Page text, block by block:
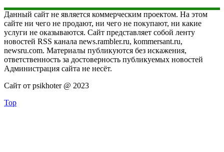
Данный сайт не является коммерческим проектом. На этом
сайте ни чего не продают, ни чего не покупают, ни какие
услуги не оказываются. Сайт представляет собой ленту
новостей RSS канала news.rambler.ru, kommersant.ru,
newsru.com. Материалы публикуются без искажения,
ответственность за достоверность публикуемых новостей
Администрация сайта не несёт.
Сайт от psikhoter @ 2023
Top